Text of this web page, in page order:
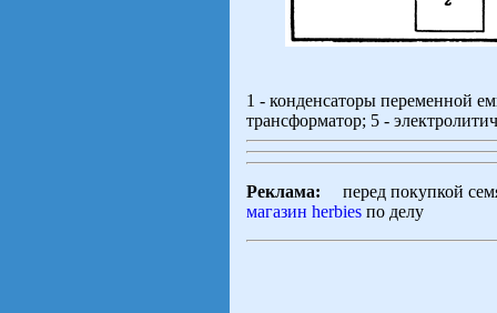
1 - конденсаторы переменной
трансформатор; 5 -
Реклама: перед покупкой
магазин herbies по делу